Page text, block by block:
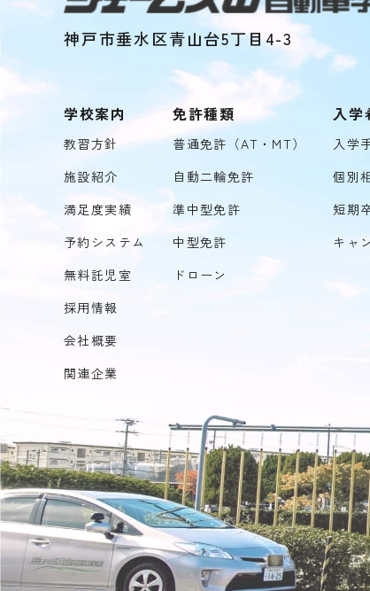
神戸市垂水区青山台5丁目4-3
学校案内
教習方針
施設紹介
満足度実績
予約システム
無料託児室
採用情報
会社概要
関連企業
免許種類
普通免許（AT・MT）
自動二輪免許
準中型免許
中型免許
ドローン
入学
入学
個別
短期
キャ